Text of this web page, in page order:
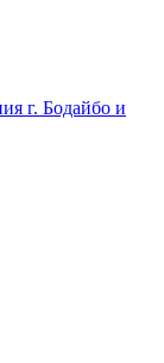
г. Бодайбо и